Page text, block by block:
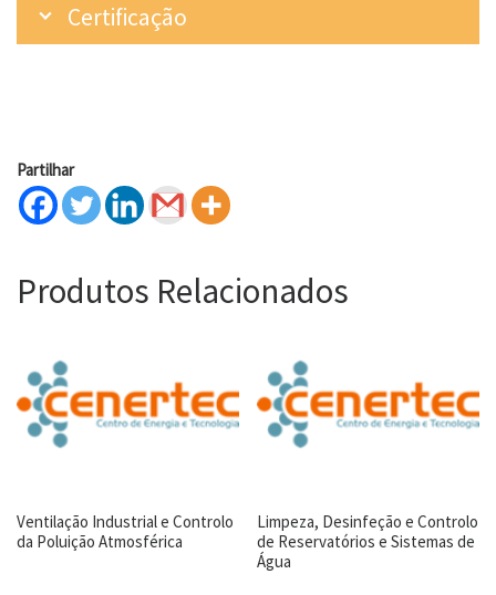
Certificação
Partilhar
Produtos Relacionados
Ventilação Industrial e Controlo
da Poluição Atmosférica
Limpeza, Desinfeção e Controlo
de Reservatórios e Sistemas de
Água